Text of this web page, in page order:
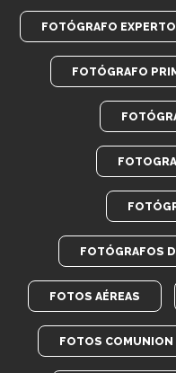
FOTÓGRAFO EXPERTO
FOTÓGRAFO
FOTÓGRAFOS
FOTOS AÉREAS
FOTOS COMUNION